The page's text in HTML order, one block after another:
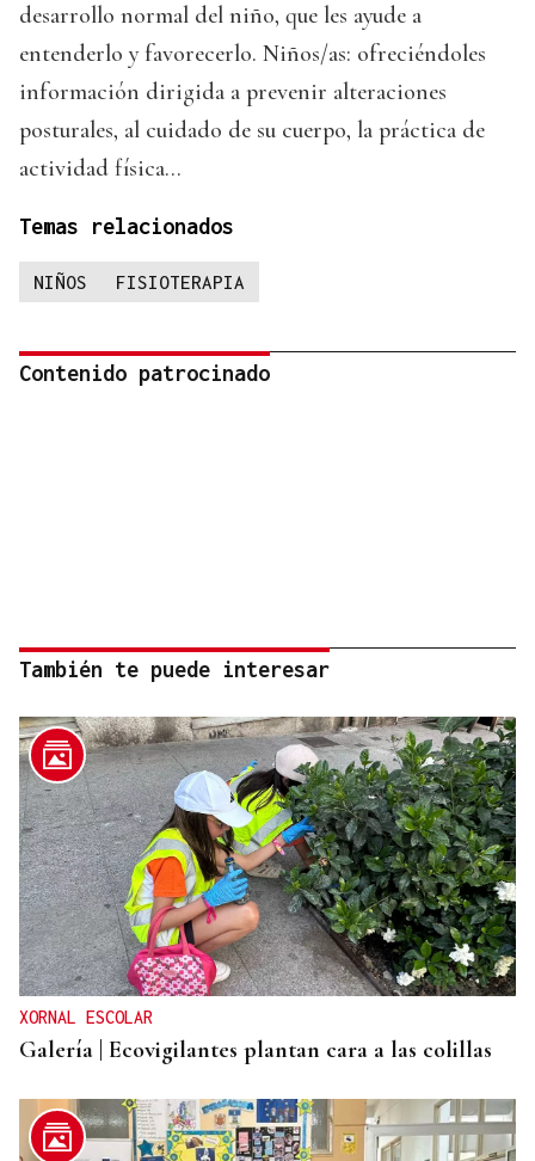
desarrollo normal del niño, que les ayude a
entenderlo y favorecerlo. Niños/as: ofreciéndoles
información dirigida a prevenir alteraciones
posturales, al cuidado de su cuerpo, la práctica de
actividad física...
Temas relacionados
NIÑOS FISIOTERAPIA
Contenido patrocinado
También te puede interesar
XORNAL ESCOLAR
Galería | Ecovigilantes plantan cara a las colillas